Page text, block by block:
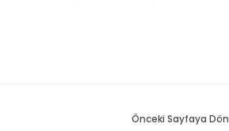
Önceki Sayfaya Dön